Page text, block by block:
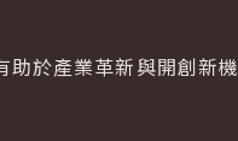
於產業革新與開創新機